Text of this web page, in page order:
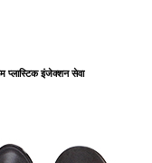
प्लास्टिक इंजेक्शन सेवा